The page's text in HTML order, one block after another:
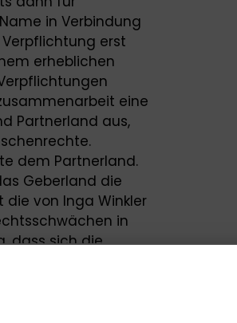
in Verbindung
erst
erheblichen
eine
Partnerland aus,
dem Partnerland.
Geberland die
die von Inga Winkler
in
dass sich die
Leitlinien
Fällen